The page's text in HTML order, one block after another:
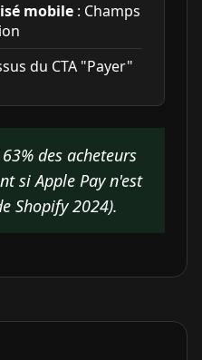
mobile : Champs
du CTA "Payer"
des acheteurs
si Apple Pay n'est
Shopify 2024).